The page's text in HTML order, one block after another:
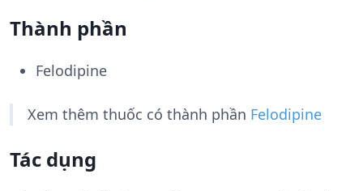
Thành phần
Felodipine
Xem thêm thuốc có thành phần Felodipine
Tác dụng